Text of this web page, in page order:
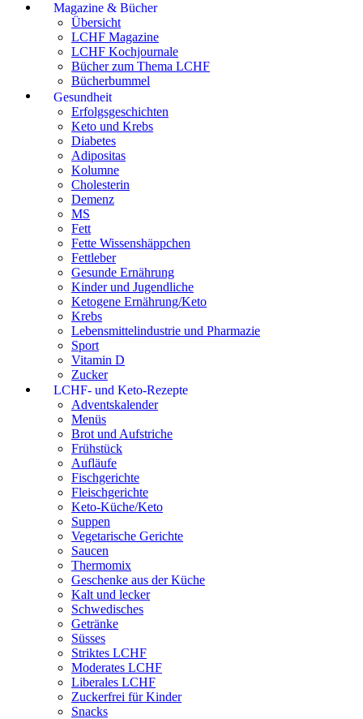
Magazine & Bücher
Übersicht
LCHF Magazine
LCHF Kochjournale
Bücher zum Thema LCHF
Bücherbummel
Gesundheit
Erfolgsgeschichten
Keto und Krebs
Diabetes
Adipositas
Kolumne
Cholesterin
Demenz
MS
Fett
Fette Wissenshäppchen
Fettleber
Gesunde Ernährung
Kinder und Jugendliche
Ketogene Ernährung/Keto
Krebs
Lebensmittelindustrie und Pharmazie
Sport
Vitamin D
Zucker
LCHF- und Keto-Rezepte
Adventskalender
Menüs
Brot und Aufstriche
Frühstück
Aufläufe
Fischgerichte
Fleischgerichte
Keto-Küche/Keto
Suppen
Vegetarische Gerichte
Saucen
Thermomix
Geschenke aus der Küche
Kalt und lecker
Schwedisches
Getränke
Süsses
Striktes LCHF
Moderates LCHF
Liberales LCHF
Zuckerfrei für Kinder
Snacks